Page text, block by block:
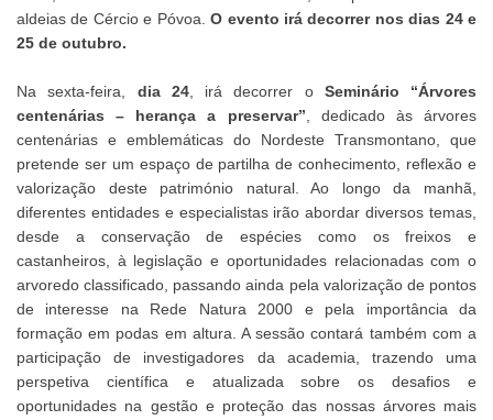
aldeias de Cércio e Póvoa.O evento irá decorrer nos dias 24 e
25 de outubro.
Na sexta-feira, dia 24, irá decorrer o Seminário “Árvores
centenárias – herança a preservar” , dedicado às árvores
centenárias e emblemáticas do Nordeste Transmontano, que
pretende ser um espaço de partilha de conhecimento, reflexão e
valorização deste património natural. Ao longo da manhã,
diferentes entidades e especialistas irão abordar diversos temas,
desde a conservação de espécies como os freixos e
castanheiros, à legislação e oportunidades relacionadas com o
arvoredo classificado, passando ainda pela valorização de pontos
de interesse na Rede Natura 2000 e pela importância da
formação em podas em altura. A sessão contará também com a
participação de investigadores da academia, trazendo uma
perspetiva científica e atualizada sobre os desafios e
oportunidades na gestão e proteção das nossas árvores mais